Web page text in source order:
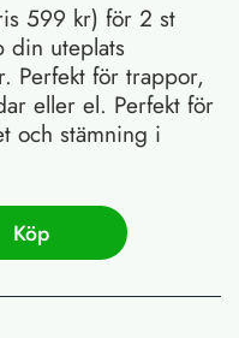
599 kr) för 2 st
din uteplats
Perfekt för trappor,
eller el. Perfekt för
och stämning i
Köp